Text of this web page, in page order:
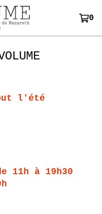
0
l'été
11h à 19h30